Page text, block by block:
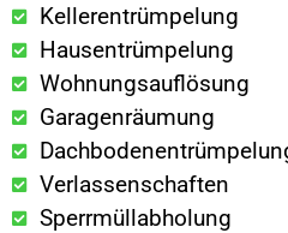
Kellerentrümpelung
Hausentrümpelung
Wohnungsauflösung
Garagenräumung
Verlassenschaften
Sperrmüllabholung